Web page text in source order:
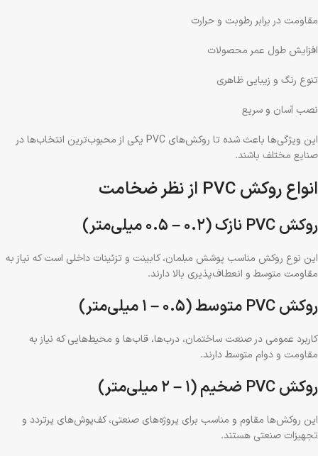
مقاومت در برابر رطوبت و حرارت
افزایش طول عمر محصولات
تنوع رنگ و زیبایی ظاهری
نصب آسان و سریع
این ویژگی‌ها باعث شده تا روکش‌های PVC یکی از محبوب‌ترین انتخاب‌ها در
صنایع مختلف باشند.
انواع روکش PVC از نظر ضخامت
روکش PVC نازک (۰.۲ – ۰.۵ میلی‌متر)
این نوع روکش مناسب پوشش مبلمان، کابینت و تزئینات داخلی است که نیاز به
مقاومت متوسط و انعطاف‌پذیری بالا دارند.
روکش PVC متوسط (۰.۵ – ۱ میلی‌متر)
کاربرد عمومی در صنعت ساختمان، درب‌ها، قاب‌ها و محیط‌هایی که نیاز به
مقاومت و دوام متوسط دارند.
روکش PVC ضخیم (۱ – ۲ میلی‌متر)
این روکش‌ها مقاوم و مناسب برای پروژه‌های صنعتی، کف‌پوش‌های پرتردد و
تجهیزات صنعتی هستند.